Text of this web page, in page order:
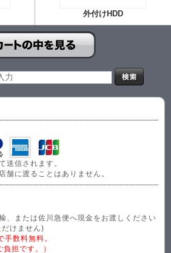
外付けHDD
送信されます。
舗に渡ることはありません。
、または佐川急便へ現金をお渡しください
けません)
数料無料。
担です。）